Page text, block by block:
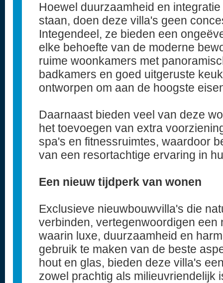
Hoewel duurzaamheid en
staan, doen deze villa's geen
Integendeel, ze bieden een
elke behoefte van de moderne
ruime woonkamers met
badkamers en goed uitgeruste
ontworpen om aan de hoogste
Daarnaast bieden veel van deze
het toevoegen van extra
spa's en fitnessruimtes, waardoor
van een resortachtige ervaring in
Een nieuw tijdperk van wonen
Exclusieve nieuwbouwvilla's die
verbinden, vertegenwoordigen een
waarin luxe, duurzaamheid en
gebruik te maken van de beste
hout en glas, bieden deze villa's
zowel prachtig als milieuvriendelijk